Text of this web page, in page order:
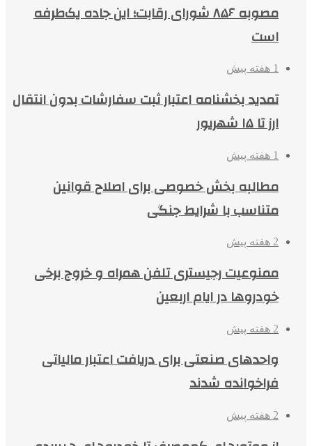
مصوبه ۸۵۶ شورای رقابت؛ این جاده یک‌طرفه
است
1 هفته پیش
تمدید بخشنامه اعتبار ثبت سفارشات بدون انتقال
ارز تا ۱۵ شهریور
1 هفته پیش
مطالبه بخش خصوصی برای اصلاح قوانین
متناسب با شرایط جنگی
2 هفته پیش
ممنوعیت رجیستری تلفن همراه و خروج برخی
خودروها در ایام اربعین
2 هفته پیش
واحدهای صنعتی برای دریافت اعتبار مالیاتی
فراخوانده شدند
2 هفته پیش